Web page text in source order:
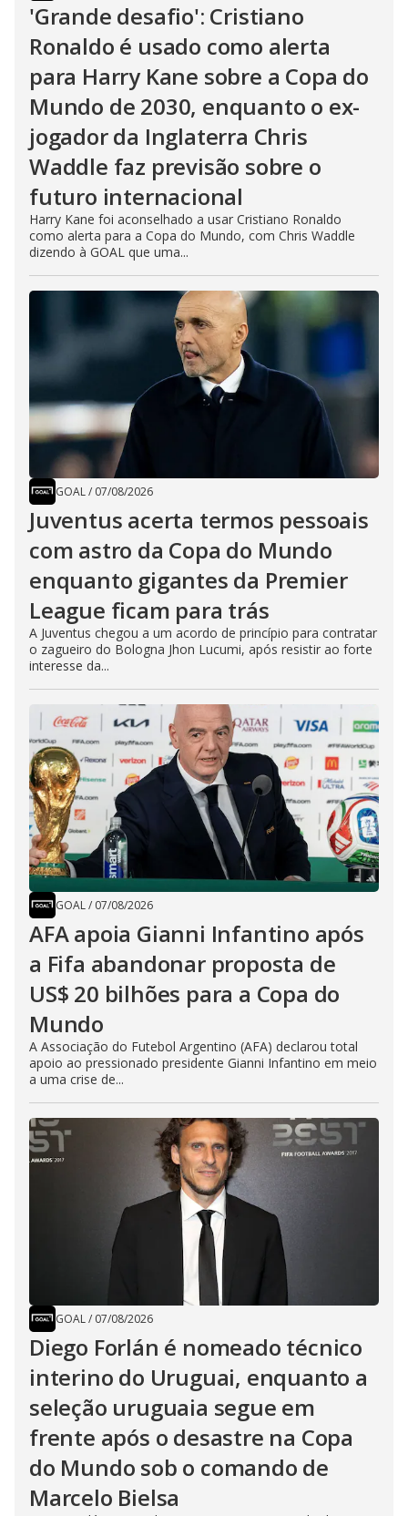
'Grande desafio': Cristiano
Ronaldo é usado como alerta
para Harry Kane sobre a Copa do
Mundo de 2030, enquanto o ex-
jogador da Inglaterra Chris
Waddle faz previsão sobre o
futuro internacional
Harry Kane foi aconselhado a usar Cristiano Ronaldo
como alerta para a Copa do Mundo, com Chris Waddle
dizendo à GOAL que uma...
GOAL/ 07/08/2026
Juventus acerta termos pessoais
com astro da Copa do Mundo
enquanto gigantes da Premier
League ficam para trás
A Juventus chegou a um acordo de princípio para contratar
o zagueiro do Bologna Jhon Lucumi, após resistir ao forte
interesse da...
GOAL/ 07/08/2026
AFA apoia Gianni Infantino após
a Fifa abandonar proposta de
US$ 20 bilhões para a Copa do
Mundo
A Associação do Futebol Argentino (AFA) declarou total
apoio ao pressionado presidente Gianni Infantino em meio
a uma crise de...
GOAL/ 07/08/2026
Diego Forlán é nomeado técnico
interino do Uruguai, enquanto a
seleção uruguaia segue em
frente após o desastre na Copa
do Mundo sob o comando de
Marcelo Bielsa